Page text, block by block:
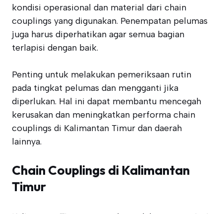
kondisi operasional dan material dari chain
couplings yang digunakan. Penempatan pelumas
juga harus diperhatikan agar semua bagian
terlapisi dengan baik.
Penting untuk melakukan pemeriksaan rutin
pada tingkat pelumas dan mengganti jika
diperlukan. Hal ini dapat membantu mencegah
kerusakan dan meningkatkan performa chain
couplings di Kalimantan Timur dan daerah
lainnya.
Chain Couplings di Kalimantan
Timur